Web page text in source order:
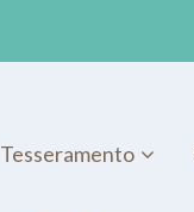
Tesseramento